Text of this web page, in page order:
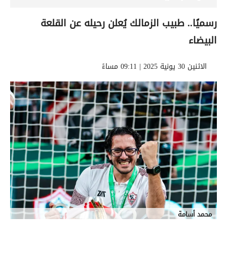
رسميًا.. طبيب الزمالك يُعلن رحيله عن القلعة
البيضاء
الاثنين 30 يونية 2025 | 09:11 مساءً
محمد أسامة